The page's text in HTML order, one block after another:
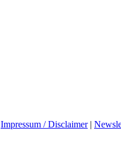
Impressum / Disclaimer|